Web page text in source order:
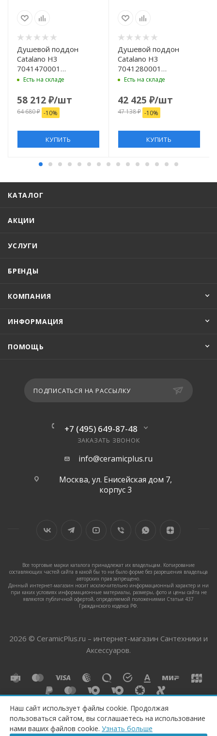
ПОД ЗАКАЗ
Душевой поддон
Catalano H3
7041470001
керамический,
140×70×3 см, белый
Есть на складе
58 212₽/шт
64 680₽ -10%
КУПИТЬ
Душевой поддон
Catalano H3
7041280001
керамический,
120×80×3 см, белый
Есть на складе
42 425 ₽/шт
47 138₽ -10%
КУПИТЬ
КАТАЛОГ
АКЦИИ
УСЛУГИ
БРЕНДЫ
КОМПАНИЯ
ИНФОРМАЦИЯ
ПОМОЩЬ
ПОДПИСАТЬСЯ НА РАССЫЛКУ
+7 (495) 649-87-48
ЗАКАЗАТЬ ЗВОНОК
info@ceramicplus.ru
Москва, ул. Енисейская дом 7,
корпус 3
Все торговые марки каталога принадлежат их владельцам. Копирование
составляющих частей сайта в какой бы то ни было форме без разрешения владельца
авторских прав запрещено.
Данный интернет-магазин носит исключительно информационный характер и ни
при каких условиях информационные материалы, размеры, фото и цены сайта не
являются публичной офертой, определяемой положениями Статьи 437
Гражданского кодекса РФ.
2026 © CeramicPlus.ru – интернет-магазин Сантехники и
Аксессуаров.
Наш сайт использует файлы cookie. Продолжая
пользоваться сайтом, вы соглашаетесь на использование
нами ваших файлов cookie. Узнать больше